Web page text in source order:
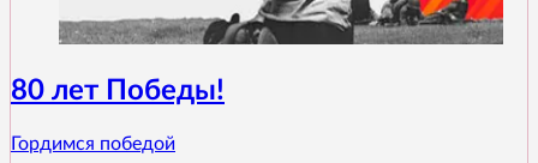
80 лет Победы!
Гордимся победой